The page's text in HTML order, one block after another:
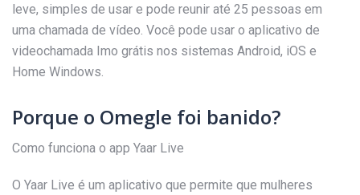
leve, simples de usar e pode reunir até 25 pessoas em
uma chamada de vídeo. Você pode usar o aplicativo de
videochamada Imo grátis nos sistemas Android, iOS e
Home Windows.
Porque o Omegle foi banido?
Como funciona o app Yaar Live
O Yaar Live é um aplicativo que permite que mulheres